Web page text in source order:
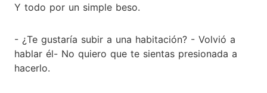
Y todo por un simple beso.
- ¿Te gustaría subir a una habitación? - Volvió a
hablar él- No quiero que te sientas presionada a
hacerlo.